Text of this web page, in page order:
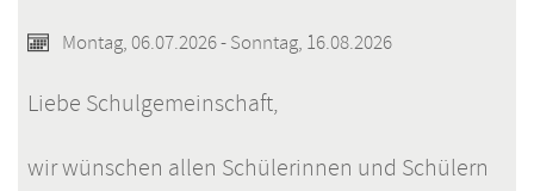
Montag, 06.07.2026 - Sonntag, 16.08.2026
Liebe Schulgemeinschaft,
wir wünschen allen Schülerinnen und Schülern